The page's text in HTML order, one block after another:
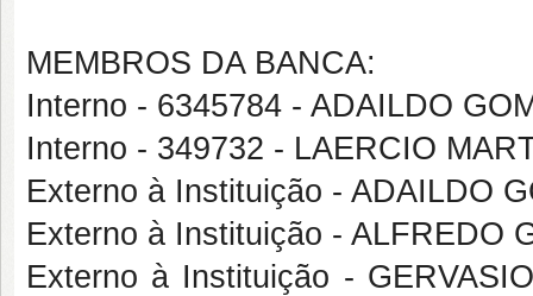
MEMBROS DA BANCA:
Interno - 6345784 - ADAILDO
Interno - 349732 - LAERCIO
Externo à Instituição - ADAILDO
Externo à Instituição - ALFREDO
Externo à Instituição -